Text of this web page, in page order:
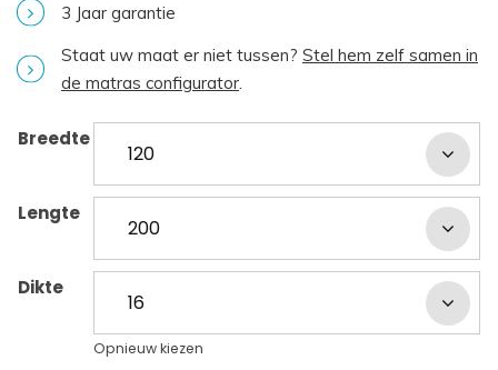
3 Jaar garantie
Staat uw maat er niet tussen? Stel hem zelf samen in
de matras configurator
Breedte
Lengte
Dikte
Opnieuw kiezen